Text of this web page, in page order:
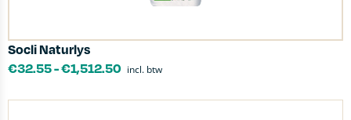
Socli Naturlys
€32.55-€1,512.50 incl. btw